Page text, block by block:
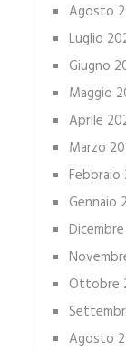
Agosto
Luglio
Giugno
Maggio
Aprile
Marzo
Febbraio
Gennaio
Ottobre
Agosto